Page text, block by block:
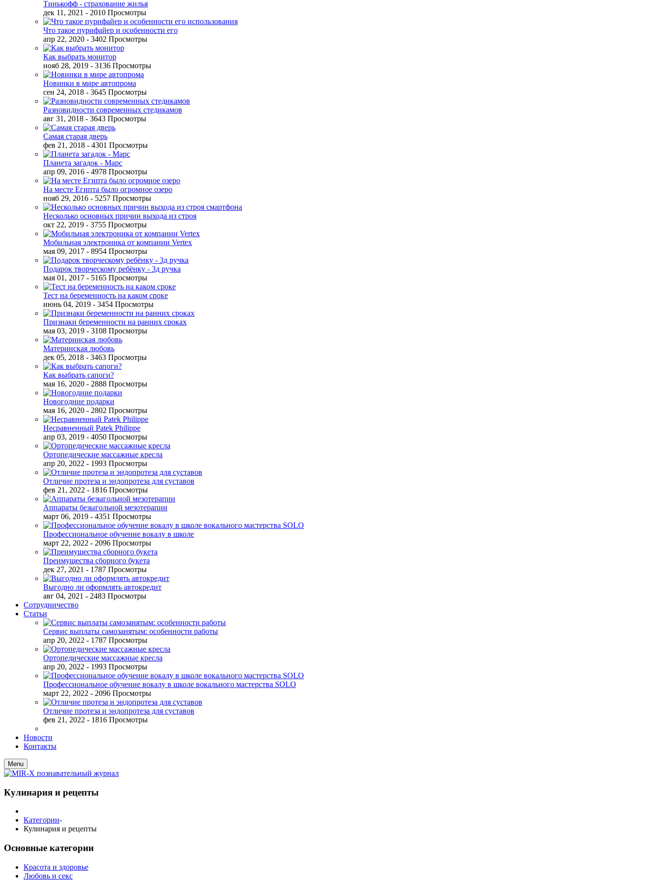
Тинькофф - страхование жилья
дек 11, 2021 - 2010 Просмотры
Что такое пурифайер и особенности его
апр 22, 2020 - 3402 Просмотры
Как выбрать монитор
нояб 28, 2019 - 3136 Просмотры
Новинки в мире автопрома
сен 24, 2018 - 3645 Просмотры
Разновидности современных стедикамов
авг 31, 2018 - 3643 Просмотры
Самая старая дверь
фев 21, 2018 - 4301 Просмотры
Планета загадок - Марс
апр 09, 2016 - 4978 Просмотры
На месте Египта было огромное озеро
нояб 29, 2016 - 5257 Просмотры
Несколько основных причин выхода из строя
окт 22, 2019 - 3755 Просмотры
Мобильная электроника от компании Vertex
мая 09, 2017 - 8954 Просмотры
Подарок творческому ребёнку - 3д ручка
мая 01, 2017 - 5165 Просмотры
Тест на беременность на каком сроке
июнь 04, 2019 - 3454 Просмотры
Признаки беременности на ранних сроках
мая 03, 2019 - 3108 Просмотры
Материнская любовь
дек 05, 2018 - 3463 Просмотры
Как выбрать сапоги?
мая 16, 2020 - 2888 Просмотры
Новогодние подарки
мая 16, 2020 - 2802 Просмотры
Несравненный Patek Philippe
апр 03, 2019 - 4050 Просмотры
Ортопедические массажные кресла
апр 20, 2022 - 1993 Просмотры
Отличие протеза и эндопротеза для суставов
фев 21, 2022 - 1816 Просмотры
Аппараты безыгольной мезотерапии
март 06, 2019 - 4351 Просмотры
Профессиональное обучение вокалу в школе
март 22, 2022 - 2096 Просмотры
Преимущества сборного букета
дек 27, 2021 - 1787 Просмотры
Выгодно ли оформлять автокредит
авг 04, 2021 - 2483 Просмотры
Сотрудничество
Статьи
Сервис выплаты самозанятым: особенности работы
апр 20, 2022 - 1787 Просмотры
Ортопедические массажные кресла
апр 20, 2022 - 1993 Просмотры
Профессиональное обучение вокалу в школе вокального мастерства SOLO
март 22, 2022 - 2096 Просмотры
Отличие протеза и эндопротеза для суставов
фев 21, 2022 - 1816 Просмотры
Новости
Контакты
Menu
Кулинария и рецепты
Категории-
Кулинария и рецепты
Основные категории
Красота и здоровье
Любовь и секс